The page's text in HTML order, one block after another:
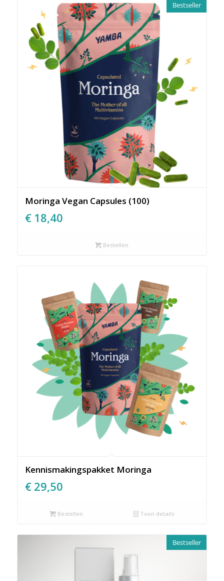
Bestseller
Moringa Vegan Capsules (100)
€ 18,40
Bestellen
Kennismakingspakket Moringa
€ 29,50
Bestellen Toon details
Bestseller